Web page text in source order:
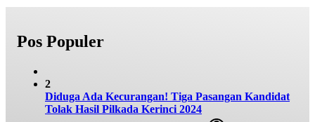
Pos Populer
2
Diduga Ada Kecurangan! Tiga Pasangan Kandidat
Tolak Hasil Pilkada Kerinci 2024